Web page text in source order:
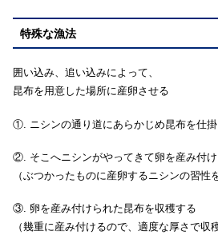
特殊な漁法
囲い込み、追い込みによって、
昆布を用意した場所に産卵させる
①. ニシンの通り道にあらかじめ昆布を仕
②. そこへニシンがやってきて卵を産み付
（ぶつかったものに産卵するニシンの習性
③. 卵を産み付けられた昆布を収穫する
（幾重に産み付けるので、適度な厚さで収穫